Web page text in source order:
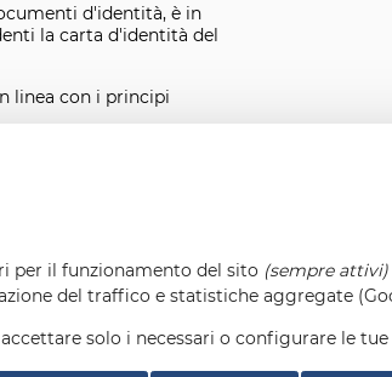
per il funzionamento del sito (sempre attivi)
del traffico e statistiche aggregate
solo i necessari o configurare le tue
d'identità, è in
la carta d'identità del
linea con i principi